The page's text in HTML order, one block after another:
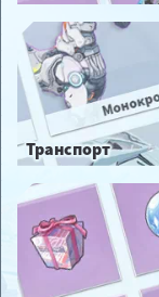
Транспорт